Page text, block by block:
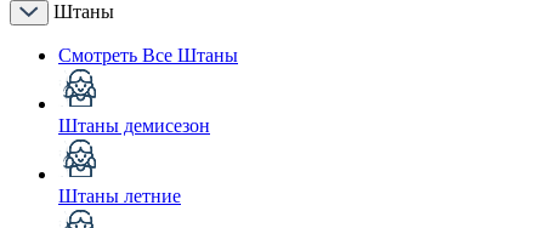
Штаны
Смотреть Все Штаны
Штаны демисезон
Штаны летние